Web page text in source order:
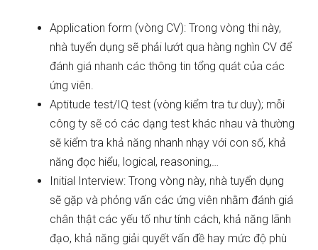
Application form (vòng CV): Trong vòng thi này,
nhà tuyển dụng sẽ phải lướt qua hàng nghìn CV để
đánh giá nhanh các thông tin tổng quát của các
ứng viên.
Aptitude test/IQ test (vòng kiểm tra tư duy); mỗi
công ty sẽ có các dạng test khác nhau và thường
sẽ kiểm tra khả năng nhanh nhạy với con số, khả
năng đọc hiểu, logical, reasoning,…
Initial Interview: Trong vòng này, nhà tuyển dụng
sẽ gặp và phỏng vấn các ứng viên nhằm đánh giá
chân thật các yếu tố như tính cách, khả năng lãnh
đạo, khả năng giải quyết vấn đề hay mức độ phù